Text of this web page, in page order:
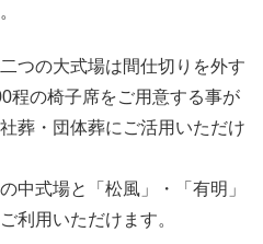
つの大式場は間仕切りを外す
程の椅子席をご用意する事が
葬・団体葬にご活用いただけ
中式場と「松風」・「有明」
利用いただけます。